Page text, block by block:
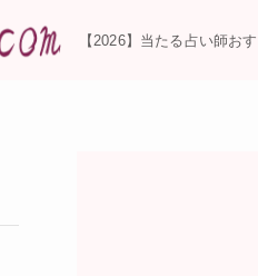
【2026】当たる占い師お